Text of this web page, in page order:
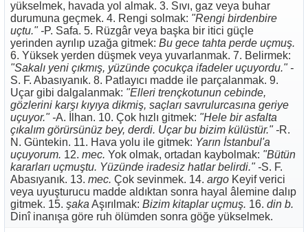
yükselmek, havada yol almak. 3. Sıvı, gaz veya buhar
durumuna geçmek. 4. Rengi solmak: "Rengi birdenbire
uçtu." -P. Safa. 5. Rüzgâr veya başka bir itici güçle
yerinden ayrılıp uzağa gitmek: Bu gece tahta perde uçmuş.
6. Yüksek yerden düşmek veya yuvarlanmak. 7. Belirmek:
"Sakalı yeni çıkmış, yüzünde çocukça ifadeler uçuyordu." -
S. F. Abasıyanık. 8. Patlayıcı madde ile parçalanmak. 9.
Uçar gibi dalgalanmak: "Elleri trençkotunun cebinde,
gözlerini karşı kıyıya dikmiş, saçları savrulurcasına geriye
uçuyor." -A. İlhan. 10. Çok hızlı gitmek: "Hele bir asfalta
çıkalım görürsünüz bey, derdi. Uçar bu bizim külüstür." -R.
N. Güntekin. 11. Hava yolu ile gitmek: Yarın İstanbul'a
uçuyorum. 12. mec. Yok olmak, ortadan kaybolmak: "Bütün
kararları uçmuştu. Yüzünde iradesiz hatlar belirdi." -S. F.
Abasıyanık. 13. mec. Çok sevinmek. 14. argo Keyif verici
veya uyuşturucu madde aldıktan sonra hayal âlemine dalıp
gitmek. 15. şaka Aşırılmak: Bizim kitaplar uçmuş. 16. din b.
Dinî inanışa göre ruh ölümden sonra göğe yükselmek.